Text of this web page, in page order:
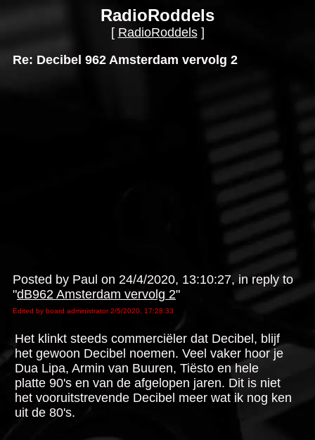
RadioRoddels
[ RadioRoddels]
Re: Decibel 962 Amsterdam vervolg 2
Posted by Paul on 24/4/2020, 13:10:27, in reply to
"dB962 Amsterdam vervolg 2"
Edited by board administrator 2/5/2020, 17:28:33
Het klinkt steeds commerciëler dat Decibel, blijf
het gewoon Decibel noemen. Veel vaker hoor je
Dua Lipa, Armin van Buuren, Tiësto en hele
platte 90's en van de afgelopen jaren. Dit is niet
het vooruitstrevende Decibel meer wat ik nog ken
uit de 80's.